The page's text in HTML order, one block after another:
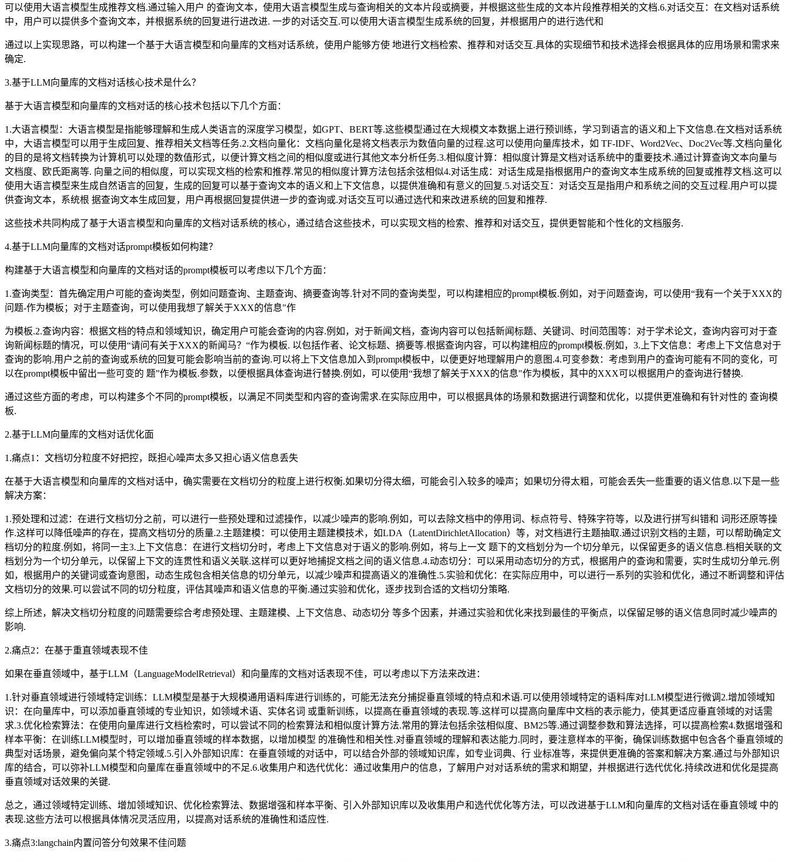
可以使用大语言模型生成推荐文档.通过输入用户 的查询文本，使用大语言模型生成与查询相关的文本片段或摘要，并根据这些生成的文本片段推荐相关的文档.6.对话交互：在文档对话系统
中，用户可以提供多个查询文本，并根据系统的回复进行进改进. 一步的对话交互.可以使用大语言模型生成系统的回复，并根据用户的进行选代和
通过以上实现思路，可以构建一个基于大语言模型和向量库的文档对话系统，使用户能够方使 地进行文档检索、推荐和对话交互.具体的实现细节和技术选择会根据具体的应用场景和需求来
确定.
3.基于LLM向量库的文档对话核心技术是什么？
基于大语言模型和向量库的文档对话的核心技术包括以下几个方面：
1.大语言模型：大语言模型是指能够理解和生成人类语言的深度学习模型，如GPT、BERT等.这些模型通过在大规模文本数据上进行预训练，学习到语言的语义和上下文信息.在文档对话系统
中，大语言模型可以用于生成回复、推荐相关文档等任务.2.文档向量化：文档向量化是将文档表示为数值向量的过程.这可以使用向量库技术，如 TF-IDF、Word2Vec、Doc2Vec等.文档向量化
的目的是将文档转换为计算机可以处理的数值形式，以便计算文档之间的相似度或进行其他文本分析任务.3.相似度计算：相似度计算是文档对话系统中的重要技术.通过计算查询文本向量与
文档度、欧氏距离等. 向量之间的相似度，可以实现文档的检索和推荐.常见的相似度计算方法包括余弦相似4.对话生成：对话生成是指根据用户的查询文本生成系统的回复或推荐文档.这可以
使用大语言模型来生成自然语言的回复，生成的回复可以基于查询文本的语义和上下文信息，以提供准确和有意义的回复.5.对话交互：对话交互是指用户和系统之间的交互过程.用户可以提
供查询文本，系统根 据查询文本生成回复，用户再根据回复提供进一步的查询或.对话交互可以通过选代和来改进系统的回复和推荐.
这些技术共同构成了基于大语言模型和向量库的文档对话系统的核心，通过结合这些技术，可以实现文档的检索、推荐和对话交互，提供更智能和个性化的文档服务.
4.基于LLM向量库的文档对话prompt模板如何构建？
构建基于大语言模型和向量库的文档对话的prompt模板可以考虑以下几个方面：
1.查询类型：首先确定用户可能的查询类型，例如问题查询、主题查询、摘要查询等.针对不同的查询类型，可以构建相应的prompt模板.例如，对于问题查询，可以使用“我有一个关于XXX的
问题-作为模板；对于主题查询，可以使用我想了解关于XXX的信息"作
为模板.2.查询内容：根据文档的特点和领域知识，确定用户可能会查询的内容.例如，对于新闻文档，查询内容可以包括新闻标题、关键词、时间范围等：对于学术论文，查询内容可对于查
询新闻标题的情况，可以使用“请问有关于XXX的新闻马？“作为模板. 以包括作者、论文标题、摘要等.根据查询内容，可以构建相应的prompt模板.例如，3.上下文信息：考虑上下文信息对于
查询的影响.用户之前的查询或系统的回复可能会影响当前的查询.可以将上下文信息加入到prompt模板中，以便更好地理解用户的意图.4.可变参数：考虑到用户的查询可能有不同的变化，可
以在prompt模板中留出一些可变的 题”作为模板.参数，以便根据具体查询进行替换.例如，可以使用“我想了解关于XXX的信息"作为模板，其中的XXX可以根据用户的查询进行替换.
通过这些方面的考虑，可以构建多个不同的prompt模板，以满足不同类型和内容的查询需求.在实际应用中，可以根据具体的场景和数据进行调整和优化，以提供更准确和有针对性的 查询模
板.
2.基于LLM向量库的文档对话优化面
1.痛点1：文档切分粒度不好把控，既担心噪声太多又担心语义信息丢失
在基于大语言模型和向量库的文档对话中，确实需要在文档切分的粒度上进行权衡.如果切分得太细，可能会引入较多的噪声；如果切分得太粗，可能会丢失一些重要的语义信息.以下是一些
解决方案：
1.预处理和过滤：在进行文档切分之前，可以进行一些预处理和过滤操作，以减少噪声的影响.例如，可以去除文档中的停用词、标点符号、特殊字符等，以及进行拼写纠错和 词形还原等操
作.这样可以降低噪声的存在，提高文档切分的质量.2.主题建模：可以使用主题建模技术，如LDA（LatentDirichletAllocation）等，对文档进行主题抽取.通过识别文档的主题，可以帮助确定文
档切分的粒度.例如，将同一主3.上下文信息：在进行文档切分时，考虑上下文信息对于语义的影响.例如，将与上一文 题下的文档划分为一个切分单元，以保留更多的语义信息.档相关联的文
档划分为一个切分单元，以保留上下文的连贯性和语义关联.这样可以更好地捕捉文档之间的语义信息.4.动态切分：可以采用动态切分的方式，根据用户的查询和需要，实时生成切分单元.例
如，根据用户的关键词或查询意图，动态生成包含相关信息的切分单元，以减少噪声和提高语义的准确性.5.实验和优化：在实际应用中，可以进行一系列的实验和优化，通过不断调整和评估
文档切分的效果.可以尝试不同的切分粒度，评估其噪声和语义信息的平衡.通过实验和优化，逐步找到合适的文档切分策略.
综上所述，解决文档切分粒度的问题需要综合考虑预处理、主题建模、上下文信息、动态切分 等多个因素，并通过实验和优化来找到最佳的平衡点，以保留足够的语义信息同时减少噪声的
影响.
2.痛点2：在基于重直领域表现不佳
如果在垂直领域中，基于LLM（LanguageModelRetrieval）和向量库的文档对话表现不佳，可以考虑以下方法来改进：
1.针对垂直领域进行领域特定训练：LLM模型是基于大规模通用语料库进行训练的，可能无法充分捕捉垂直领域的特点和术语.可以使用领域特定的语料库对LLM模型进行微调2.增加领域知
识：在向量库中，可以添加垂直领域的专业知识，如领域术语、实体名词 或重新训练，以提高在垂直领域的表现.等.这样可以提高向量库中文档的表示能力，使其更适应垂直领域的对话需
求.3.优化检索算法：在使用向量库进行文档检索时，可以尝试不同的检索算法和相似度计算方法.常用的算法包括余弦相似度、BM25等.通过调整参数和算法选择，可以提高检索4.数据增强和
样本平衡：在训练LLM模型时，可以增加垂直领域的样本数据，以增加模型 的准确性和相关性.对垂直领域的理解和表达能力.同时，要注意样本的平衡，确保训练数据中包含各个垂直领域的
典型对话场景，避免偏向某个特定领域.5.引入外部知识库：在垂直领域的对话中，可以结合外部的领域知识库，如专业词典、行 业标准等，来提供更准确的答案和解决方案.通过与外部知识
库的结合，可以弥补LLM模型和向量库在垂直领域中的不足.6.收集用户和选代优化：通过收集用户的信息，了解用户对对话系统的需求和期望，并根据进行选代优化.持续改进和优化是提高
垂直领域对话效果的关键.
总之，通过领域特定训练、增加领域知识、优化检索算法、数据增强和样本平衡、引入外部知识库以及收集用户和选代优化等方法，可以改进基于LLM和向量库的文档对话在垂直领域 中的
表现.这些方法可以根据具体情况灵活应用，以提高对话系统的准确性和适应性.
3.痛点3:langchain内置问答分句效果不佳问题